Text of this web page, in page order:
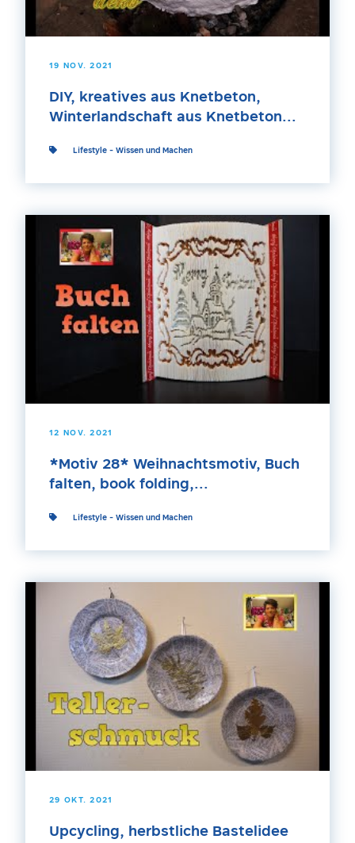
19 NOV. 2021
DIY, kreatives aus Knetbeton,
Winterlandschaft aus Knetbeton...
Lifestyle - Wissen und Machen
12 NOV. 2021
*Motiv 28* Weihnachtsmotiv, Buch
falten, book folding,...
Lifestyle - Wissen und Machen
29 OKT. 2021
Upcycling, herbstliche Bastelidee